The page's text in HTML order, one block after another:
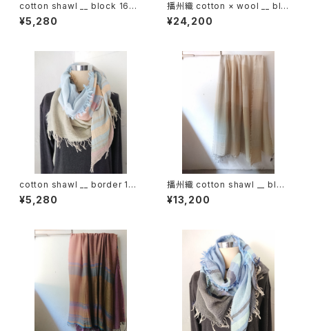
cotton shawl __ block 160
昊天w
¥5,280
播州織 cotton × wool __ blo
ck 220-120 埋火GK
¥24,200
cotton shawl __ border 160
薄霞w
¥5,280
播州織 cotton shawl __ bloc
k 220-120 積藁BG
¥13,200